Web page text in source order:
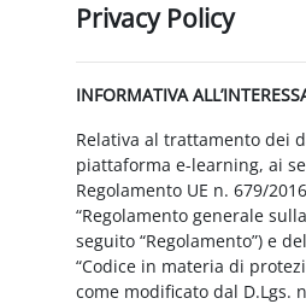
Privacy Policy
INFORMATIVA
Relativa al trattamento dei
piattaforma e-learning, ai
Regolamento UE n. 679/
“Regolamento generale
seguito “Regolamento”) e
“Codice in materia di
come modificato dal D.Lgs.